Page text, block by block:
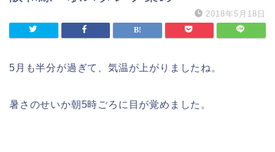
2018年5月18日
5月も半分が過ぎて、気温が上がりましたね。
暑さのせいか朝5時ごろに目が覚めました。